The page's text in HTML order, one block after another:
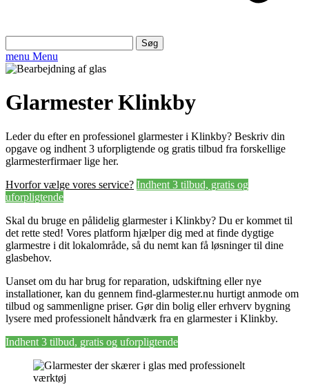
efter:
menu Menu
Glarmester Klinkby
Leder du efter en professionel glarmester i Klinkby? Beskriv din
opgave og indhent 3 uforpligtende og gratis tilbud fra forskellige
glarmesterfirmaer lige her.
Hvorfor vælge vores service? Indhent 3 tilbud, gratis og
uforpligtende
Skal du bruge en pålidelig glarmester i Klinkby? Du er kommet til
det rette sted! Vores platform hjælper dig med at finde dygtige
glarmestre i dit lokalområde, så du nemt kan få løsninger til dine
glasbehov.
Uanset om du har brug for reparation, udskiftning eller nye
installationer, kan du gennem find-glarmester.nu hurtigt anmode om
tilbud og sammenligne priser. Gør din bolig eller erhverv bygning
lysere med professionelt håndværk fra en glarmester i Klinkby.
Indhent 3 tilbud, gratis og uforpligtende